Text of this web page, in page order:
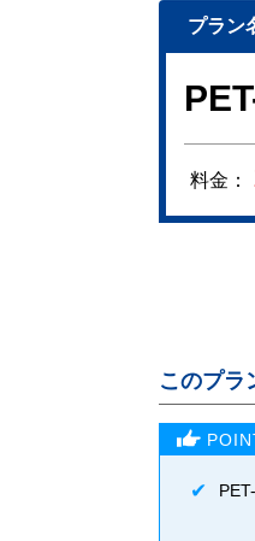
料金：
このプラ